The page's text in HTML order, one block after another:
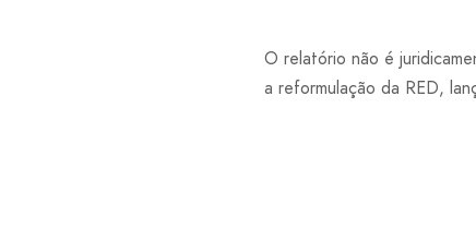
O relatório não é
a reformulação da RED,